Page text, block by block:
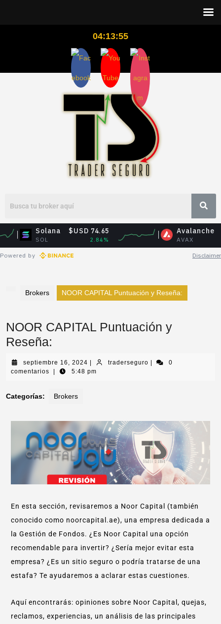
04:13:56
Solana
SOL
$USD 74.65 Avalanche
AVAX
$USD
Powered by Disclaimer
Brokers NOOR CAPITAL Puntuación y Reseña:
NOOR CAPITAL Puntuación y
Reseña:
septiembre 16, 2024 traderseguro
0
comentarios
5:48 pm
Categorías: Brokers
En esta sección, revisaremos a Noor Capital (también
conocido como noorcapital.ae), una empresa dedicada a
la Gestión de Fondos. ¿Es Noor Capital una opción
recomendable para invertir? ¿Sería mejor evitar esta
empresa? ¿Es un sitio seguro o podría tratarse de una
estafa? Te ayudaremos a aclarar estas cuestiones.
Aquí encontrarás: opiniones sobre Noor Capital, quejas,
reclamos, experiencias, un análisis de las principales